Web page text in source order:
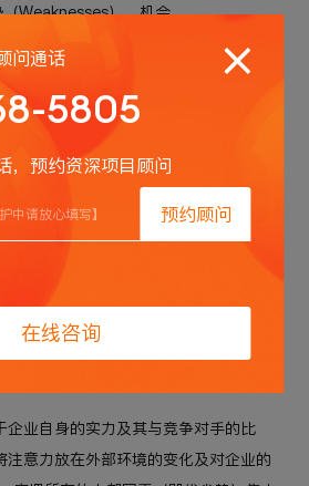
Weaknesses）、机会
规划中；用于项目成员知己知彼，同时
的产品所处的位置和核心竞争力是什
和全方位分析有复用价值。
企业内外部条件，各方面内容进行综合
优劣势、面临的机会和威胁的一种方
企业自身的实力及其与竞争对手的比
注意力放在外部环境的变化及对企业的
问通话
5805
，预约资深项目顾问
预约顾问
在线咨询